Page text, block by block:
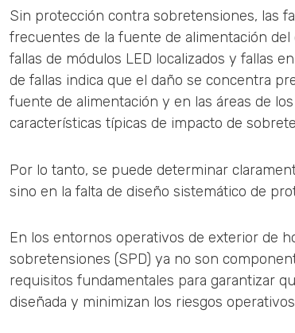
Sin protección contra sobretensiones, las
frecuentes de la fuente de alimentación
fallas de módulos LED localizados y fallas
de fallas indica que el daño se concentra
fuente de alimentación y en las áreas de
características típicas de impacto de
Por lo tanto, se puede determinar
sino en la falta de diseño sistemático de
En los entornos operativos de exterior de
sobretensiones (SPD) ya no son
requisitos fundamentales para garantizar
diseñada y minimizan los riesgos